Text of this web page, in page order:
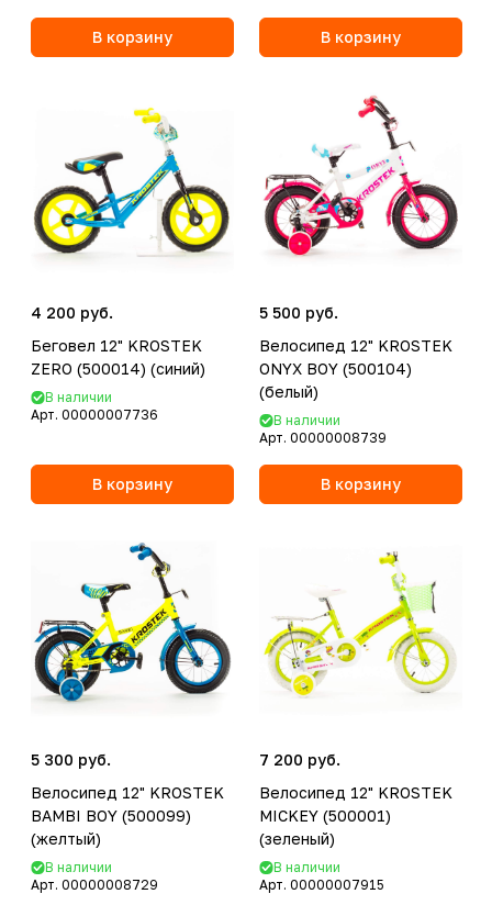
В корзину В корзину
4 200 руб.
Беговел 12" KROSTEK
ZERO (500014) (синий)
В наличии
Арт. 00000007736
В корзину
5 500 руб.
Велосипед 12" KROSTEK
ONYX BOY (500104)
(белый)
В наличии
Арт. 00000008739
В корзину
5 300 руб.
Велосипед 12" KROSTEK
BAMBI BOY (500099)
(желтый)
В наличии
Арт. 00000008729
7 200 руб.
Велосипед 12" KROSTEK
MICKEY (500001)
(зеленый)
В наличии
Арт. 00000007915